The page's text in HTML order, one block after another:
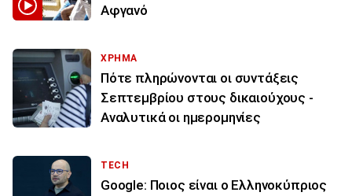
Αφγανό
ΧΡΗΜΑ
Πότε πληρώνονται οι συντάξεις
Σεπτεμβρίου στους δικαιούχους -
Αναλυτικά οι ημερομηνίες
TECH
Google: Ποιος είναι ο Ελληνοκύπριος